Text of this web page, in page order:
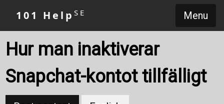
Menu
101 Help SE
Hur man inaktiverar
Snapchat-kontot tillfälligt